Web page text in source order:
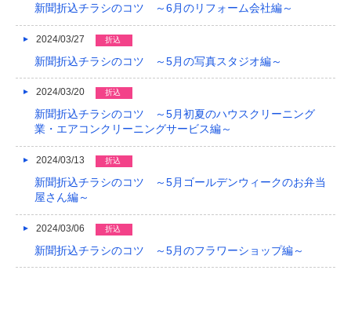
新聞折込チラシのコツ ～6月のリフォーム会社編～
2024/03/27 折込
新聞折込チラシのコツ ～5月の写真スタジオ編～
2024/03/20 折込
新聞折込チラシのコツ ～5月初夏のハウスクリーニング
業・エアコンクリーニングサービス編～
2024/03/13 折込
新聞折込チラシのコツ ～5月ゴールデンウィークのお弁当
屋さん編～
2024/03/06 折込
新聞折込チラシのコツ ～5月のフラワーショップ編～